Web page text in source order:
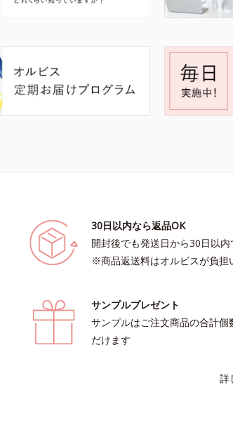
30日以内なら返品OK
開封後でも発送日から30日以
※商品返送料はオルビスが負担
サンプルプレゼント
サンプルはご注文商品の合計個
だけます
詳